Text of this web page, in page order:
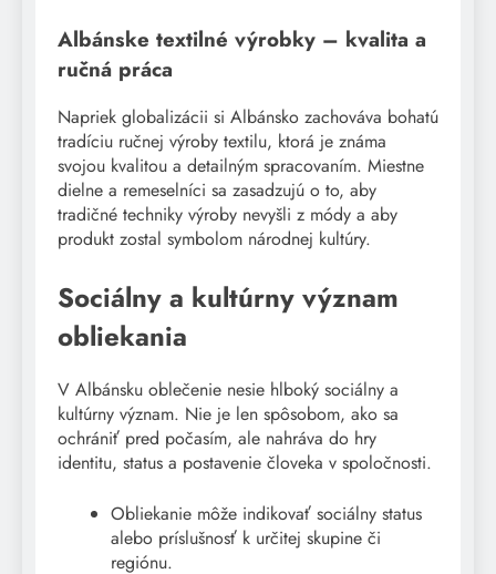
Albánske textilné výrobky – kvalita a
ručná práca
Napriek globalizácii si Albánsko zachováva bohatú
tradíciu ručnej výroby textilu, ktorá je známa
svojou kvalitou a detailným spracovaním. Miestne
dielne a remeselníci sa zasadzujú o to, aby
tradičné techniky výroby nevyšli z módy a aby
produkt zostal symbolom národnej kultúry.
Sociálny a kultúrny význam
obliekania
V Albánsku oblečenie nesie hlboký sociálny a
kultúrny význam. Nie je len spôsobom, ako sa
ochrániť pred počasím, ale nahráva do hry
identitu, status a postavenie človeka v spoločnosti.
Obliekanie môže indikovať sociálny status
alebo príslušnosť k určitej skupine či
regiónu.